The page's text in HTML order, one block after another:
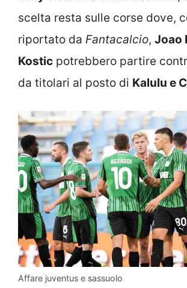
scelta resta sulle corse dove,
riportato da Fantacalcio, Joao
Kostic potrebbero partire
da titolari al posto di Kalulu e
Affare juventus e sassuolo